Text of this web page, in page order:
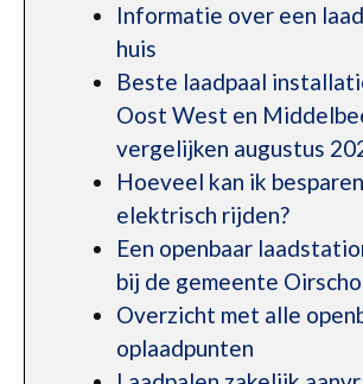
Informatie over een
huis
Beste laadpaal
Oost West en
vergelijken augustus
Hoeveel kan ik
elektrisch rijden?
Een openbaar
bij de gemeente
Overzicht met alle
oplaadpunten